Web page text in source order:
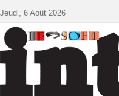
Jeudi, 6 Août 2026